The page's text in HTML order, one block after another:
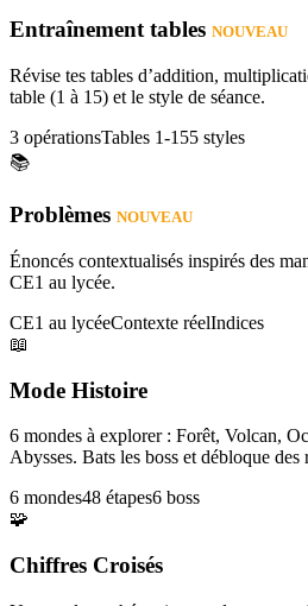
Entraînement tables NOUVEAU
Révise tes tables d’addition,
table (1 à 15) et le style de séance.
3 opérationsTables 1-155 styles
📚
Problèmes NOUVEAU
Énoncés contextualisés inspirés des
CE1 au lycée.
CE1 au lycéeContexte réelIndices
📖
Mode Histoire
6 mondes à explorer : Forêt, Volcan,
Abysses. Bats les boss et débloque des
6 mondes48 étapes6 boss
🧩
Chiffres Croisés